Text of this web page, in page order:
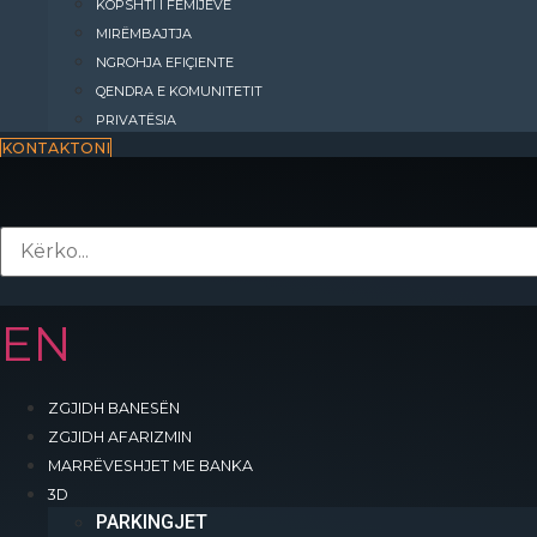
KOPSHTI I FËMIJËVE
MIRËMBAJTJA
NGROHJA EFIÇIENTE
QENDRA E KOMUNITETIT
PRIVATËSIA
KONTAKTONI
EN
ZGJIDH BANESËN
ZGJIDH AFARIZMIN
MARRËVESHJET ME BANKA
3D
PARKINGJET
Kompleksi “INTERNATIONAL RESIDENCE” do të jetë një qytet i vogël që